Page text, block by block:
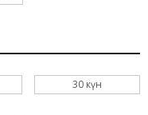
30 күн